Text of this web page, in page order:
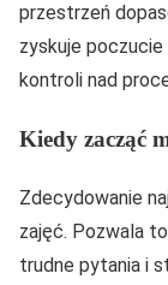
przestrzeń
zyskuje
kontroli nad
Kiedy zacząć
Zdecydowanie
zajęć. Pozwala
trudne pytania i